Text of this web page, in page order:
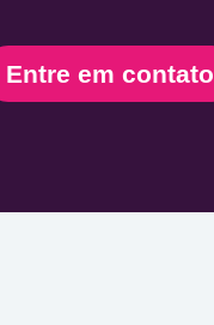
Entre em contato